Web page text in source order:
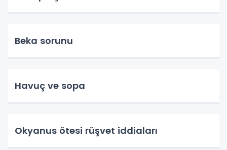
Beka sorunu
Havuç ve sopa
Okyanus ötesi rüşvet iddiaları